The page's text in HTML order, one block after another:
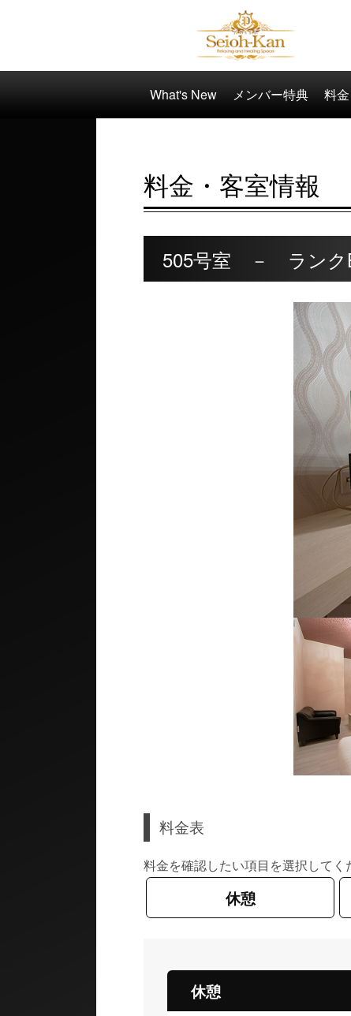
What's New メンバー特典 料
料金・客室情報
505号室 － ランク
料金表
料金を確認したい項目を選択してく
休憩
休憩